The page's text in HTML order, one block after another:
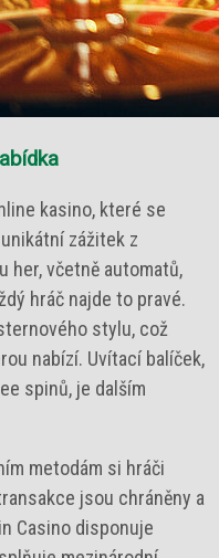
kasino, které se
zážitek z
her, včetně automatů,
hráč najde to pravé.
stylu, což
nabízí. Uvítací balíček,
spinů, je dalším
metodám si hráči
jsou chráněny a
Casino disponuje